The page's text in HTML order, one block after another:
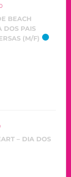
BEACH
DOS PAIS
(M/F)
– DIA DOS